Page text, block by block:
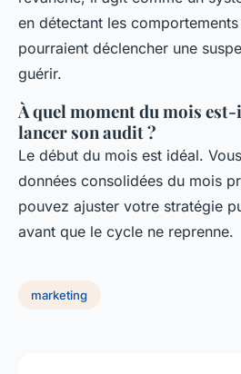
en détectant les
pourraient déclencher une
guérir.
À quel moment du mois
lancer son audit ?
Le début du mois est idéal.
données consolidées du mois
pouvez ajuster votre stratégie
avant que le cycle ne reprenne.
marketing